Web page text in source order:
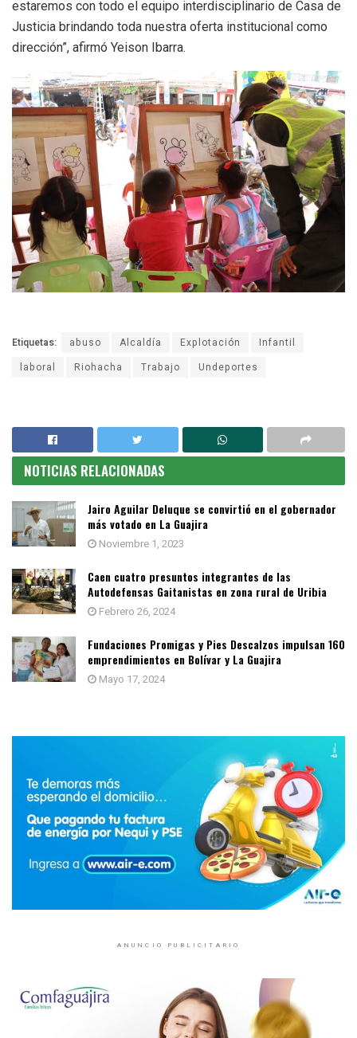
estaremos con todo el equipo interdisciplinario de Casa de
Justicia brindando toda nuestra oferta institucional como
dirección”, afirmó Yeison Ibarra.
Etiquetas: abuso Alcaldía Explotación
Infantil
laboral
Riohacha Trabajo Undeportes
NOTICIAS RELACIONADAS
Jairo Aguilar Deluque se convirtió en el gobernador
más votado en La Guajira
Noviembre 1, 2023
Caen cuatro presuntos integrantes de las
Autodefensas Gaitanistas en zona rural de Uribia
Febrero 26, 2024
Fundaciones Promigas y Pies Descalzos impulsan 160
emprendimientos en Bolívar y La Guajira
Mayo 17, 2024
ANUNCIO PUBLICITARIO